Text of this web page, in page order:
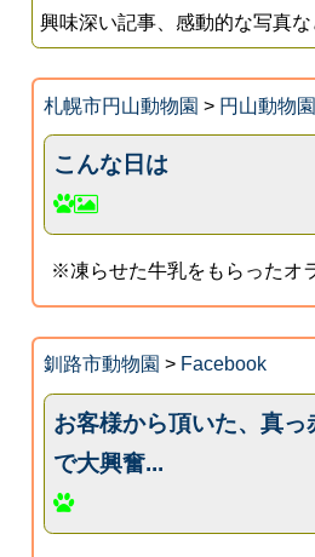
興味深い記事、感動的な写真
札幌市円山動物園 > 円山動物
こんな日は
※凍らせた牛乳をもらったオ
釧路市動物園 > Facebook
お客様から頂いた、真っ
で大興奮...